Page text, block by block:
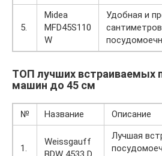
5.
Midea
MFD45S110
W
Удобная и
ТОП лучших встраиваемых
машин до 45 см
№ Название Описание
1.
Weissgauff
Лучшая